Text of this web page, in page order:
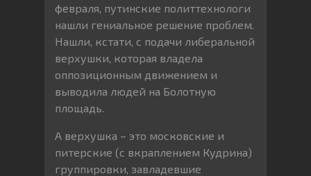
февраля, путинские политтехнологи
нашли гениальное решение проблем.
Нашли, кстати, с подачи либеральной
верхушки, которая владела
оппозиционным движением и
выводила людей на Болотную
площадь.
А верхушка – это московские и
питерские (с вкраплением Кудрина)
группировки, завладевшие